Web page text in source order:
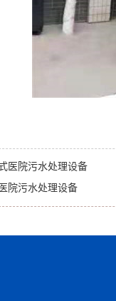
医院污水处理设备
院污水处理设备